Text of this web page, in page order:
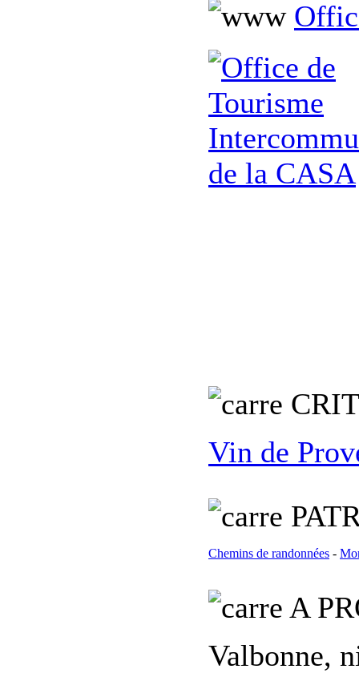
C
Vin de
Chemins de randonnées -
A
Valbonne,